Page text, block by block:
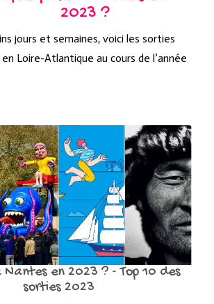
2023 ?
jours et semaines, voici les sorties
Loire-Atlantique au cours de l’année
en 2023 ? - Top 10 des
sorties 2023